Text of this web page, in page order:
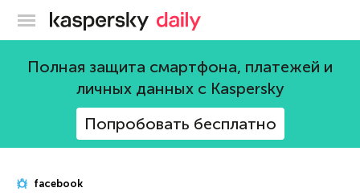
Блог Касперского
Полная защита смартфона, платежей и
личных данных с Kaspersky
Попробовать бесплатно
facebook